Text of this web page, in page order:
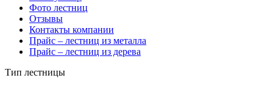
Фото лестниц
Отзывы
Контакты компании
Прайс – лестниц из металла
Прайс – лестниц из дерева
Тип лестницы